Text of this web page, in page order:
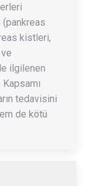
(pankreas
kistleri,
ilgilenen
tedavisini
de kötü